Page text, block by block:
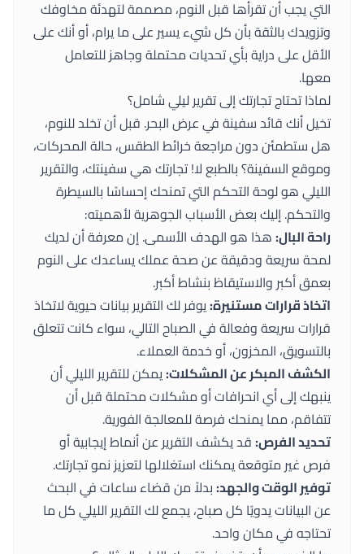
التي يجب أن تقرأها قبل النوم، مصممة لتهدئة مخاوفك
وتزويدك بالثقة بأن كل شيء يسير على ما يرام، أو أنك على
الأقل على دراية بأي تحديات محتملة وجاهز للتعامل
معها.
لماذا تحتاج تجارتك إلى تقرير ليلي شامل؟
تخيل أنك قائد سفينة في عرض البحر. قبل أن تخلد للنوم،
هل ستطمئن دون مراجعة خرائط الطقس، حالة المحركات،
وموقع السفينة؟ بالطبع لا! تجارتك هي سفينتك، والتقرير
الليلي هو لوحة التحكم التي تمنحك إحساسًا بالسيطرة
والتحكم. إليك بعض الأسباب الجوهرية لأهميته:
راحة البال:هذا هو الهدف الأسمى. إن معرفة أن لديك
لمحة سريعة ودقيقة عن صحة عملك يساعدك على النوم
بعمق أكبر والاستيقاظ بنشاط أكبر.
اتخاذ قرارات مستنيرة:يوفر لك التقرير بيانات حيوية لاتخاذ
قرارات سريعة وفعالة في الصباح التالي، سواء كانت تتعلق
بالتسويق، المخزون، أو خدمة العملاء.
الكشف المبكر عن المشكلات:يمكن للتقرير الليلي أن
ينبهك إلى أي انحرافات أو مشكلات محتملة قبل أن
تتفاقم، مما يمنحك فرصة للمعالجة الفورية.
تحديد الفرص:قد يكشف التقرير عن أنماط إيجابية أو
فرص غير متوقعة يمكنك استغلالها لتعزيز نمو تجارتك.
توفير الوقت والجهد:بدلاً من قضاء ساعات في البحث
عن البيانات يدويًا كل صباح، يجمع لك التقرير الليلي كل ما
تحتاجه في مكان واحد.